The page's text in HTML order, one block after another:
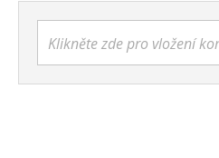
Klikněte zde pro vložení